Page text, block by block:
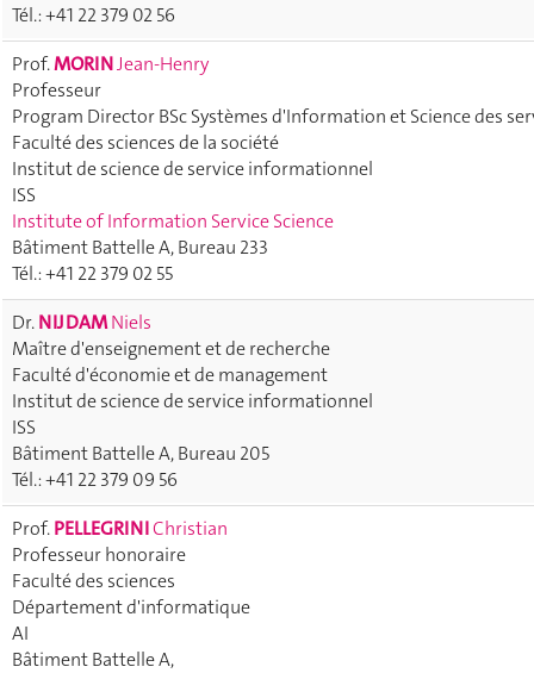
Tél.: +41 22 379 02 56
Prof.MORINJean-Henry
Professeur
Program Director BSc Systèmes d'Information et Science des
Faculté des sciences de la société
Institut de science de service informationnel
ISS
Institute of Information Service Science
Bâtiment Battelle A, Bureau 233
Tél.: +41 22 379 02 55
Dr.NIJDAMNiels
Maître d'enseignement et de recherche
Faculté d'économie et de management
Institut de science de service informationnel
ISS
Bâtiment Battelle A, Bureau 205
Tél.: +41 22 379 09 56
Prof.PELLEGRINIChristian
Professeur honoraire
Faculté des sciences
Département d'informatique
AI
Bâtiment Battelle A,